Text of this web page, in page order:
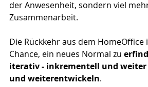
der Anwesenheit, sondern viel
Zusammenarbeit.
Die Rückkehr aus dem HomeOffice
Chance, ein neues Normal zu
iterativ - inkrementell und weiter
und weiterentwickeln.